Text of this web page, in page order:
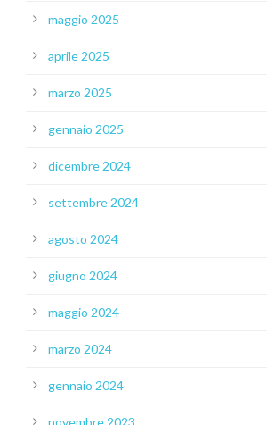
maggio 2025
aprile 2025
marzo 2025
gennaio 2025
dicembre 2024
settembre 2024
agosto 2024
giugno 2024
maggio 2024
marzo 2024
gennaio 2024